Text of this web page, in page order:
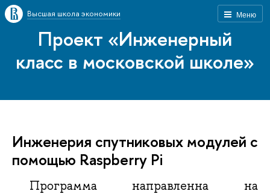
Меню
Высшая школа экономики
Проект «Инженерный
класс в московской школе»
Инженерия спутниковых модулей с
помощью Raspberry Pi
Программа направленна на